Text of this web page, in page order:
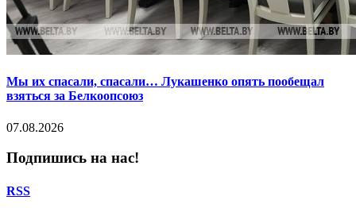
Мы их спасали, спасали… Лукашенко опять пообещал
взяться за Белкоопсоюз
07.08.2026
Подпишись на нас!
RSS